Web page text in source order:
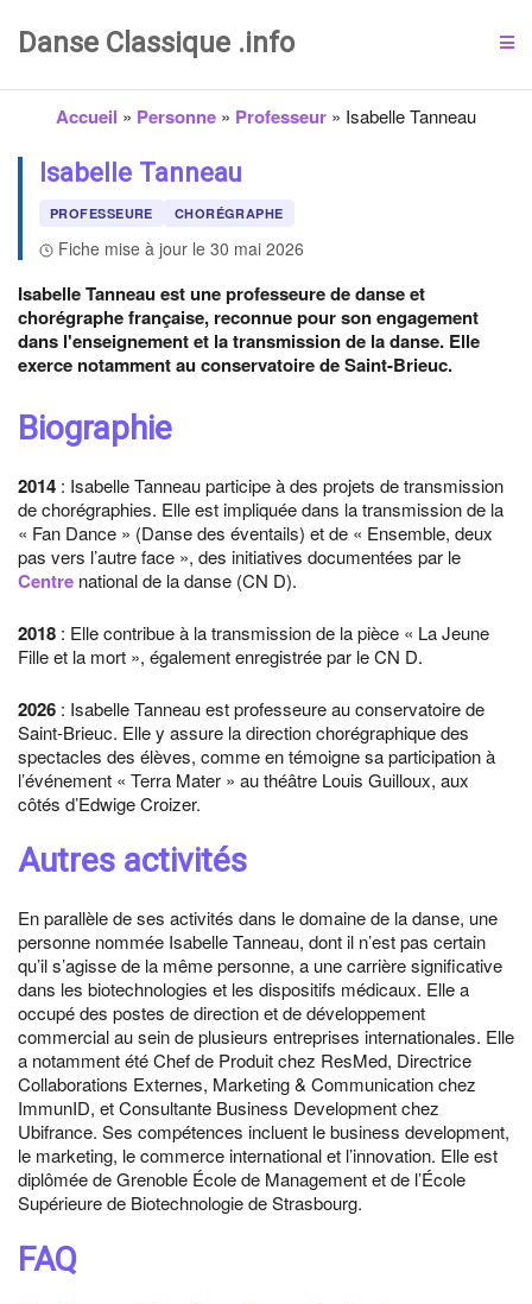
Danse Classique .info
Accueil » Personne » Professeur » Isabelle Tanneau
Isabelle Tanneau
PROFESSEURE CHORÉGRAPHE
Fiche mise à jour le 30 mai 2026
Isabelle Tanneau est une professeure de danse et
chorégraphe française, reconnue pour son engagement
dans l'enseignement et la transmission de la danse. Elle
exerce notamment au conservatoire de Saint-Brieuc.
Biographie
2014 : Isabelle Tanneau participe à des projets de transmission
de chorégraphies. Elle est impliquée dans la transmission de la
« Fan Dance » (Danse des éventails) et de « Ensemble, deux
pas vers l’autre face », des initiatives documentées par le
Centre national de la danse (CN D).
2018 : Elle contribue à la transmission de la pièce « La Jeune
Fille et la mort », également enregistrée par le CN D.
2026 : Isabelle Tanneau est professeure au conservatoire de
Saint-Brieuc. Elle y assure la direction chorégraphique des
spectacles des élèves, comme en témoigne sa participation à
l’événement « Terra Mater » au théâtre Louis Guilloux, aux
côtés d’Edwige Croizer.
Autres activités
En parallèle de ses activités dans le domaine de la danse, une
personne nommée Isabelle Tanneau, dont il n’est pas certain
qu’il s’agisse de la même personne, a une carrière significative
dans les biotechnologies et les dispositifs médicaux. Elle a
occupé des postes de direction et de développement
commercial au sein de plusieurs entreprises internationales. Elle
a notamment été Chef de Produit chez ResMed, Directrice
Collaborations Externes, Marketing & Communication chez
ImmunID, et Consultante Business Development chez
Ubifrance. Ses compétences incluent le business development,
le marketing, le commerce international et l’innovation. Elle est
diplômée de Grenoble École de Management et de l’École
Supérieure de Biotechnologie de Strasbourg.
FAQ